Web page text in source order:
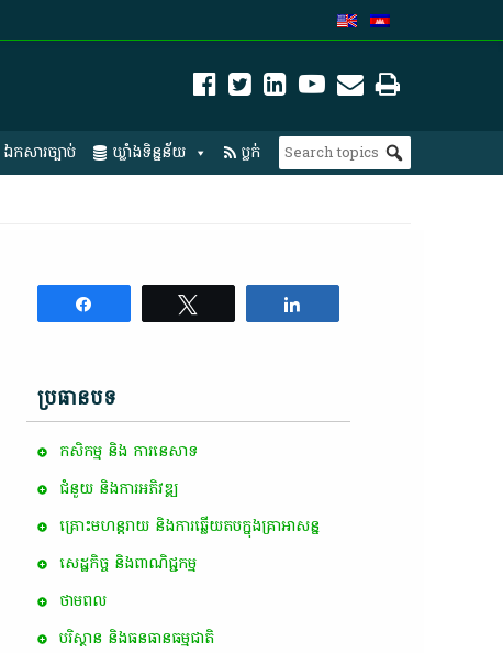
ឯកសារច្បាប់ ឃ្លាំងទិន្នន័យ ប្លក់
ប្រធានបទ
កសិកម្ម​ និង​ ការ​នេ​សាទ​
ជំនួយ និងការអភិវឌ្ឍ
គ្រោះមហន្តរាយ និងការឆ្លើយតបក្នុងគ្រាអាសន្ន
សេដ្ឋកិច្ច និងពាណិជ្ជកម្ម
ថាមពល
បរិស្ថាន និងធនធានធម្មជាតិ